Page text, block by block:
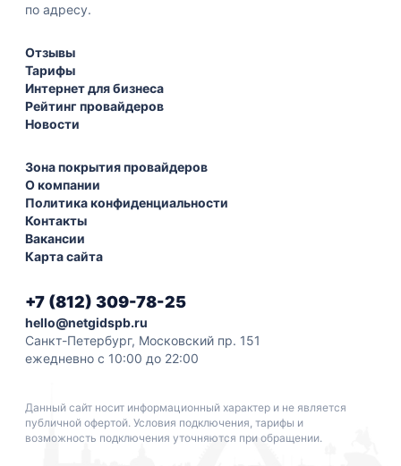
по адресу.
Отзывы
Тарифы
Интернет для бизнеса
Рейтинг провайдеров
Новости
Зона покрытия провайдеров
О компании
Политика конфиденциальности
Контакты
Вакансии
Карта сайта
+7 (812) 309-78-25
hello@netgidspb.ru
Санкт-Петербург, Московский пр. 151
ежедневно с 10:00 до 22:00
Данный сайт носит информационный характер и не является
публичной офертой. Условия подключения, тарифы и
возможность подключения уточняются при обращении.